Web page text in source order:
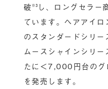
破※3 し、ロングセラー
ています。ヘアアイ
のスタンダードシリ
ムースシャインシリ
たに＜7,000円台のグ
を発売します。